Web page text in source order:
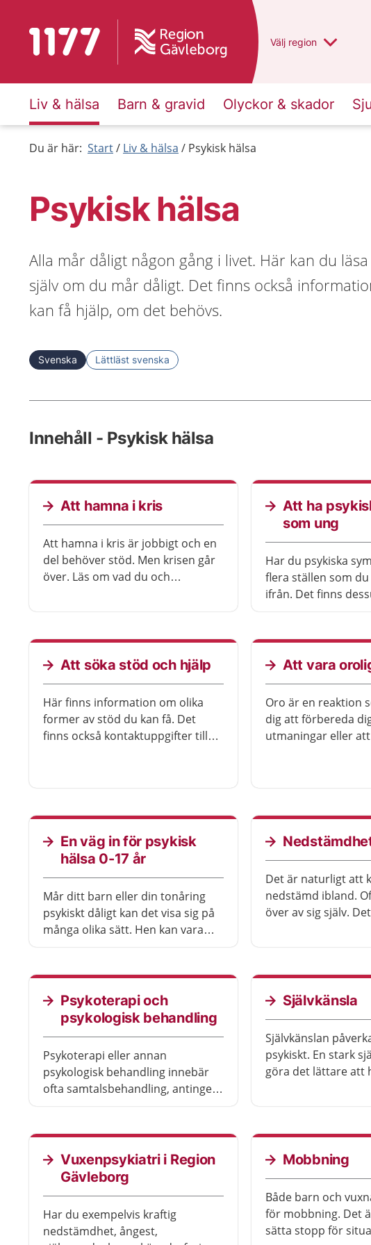
Till startsidan för 1177 Du har valt region
Välj en annan
region
Liv & hälsa Barn & gravid Olyckor & skador
Du är här: Start Liv & hälsa Psykisk hälsa
Psykisk hälsa
Alla mår dåligt någon gång i livet. Här kan du
själv om du mår dåligt. Det finns också
kan få hjälp, om det behövs.
Svenska Lättläst svenska
Innehåll - Psykisk hälsa
Att hamna i kris
Att hamna i kris är jobbigt och en
del behöver stöd. Men krisen går
över. Läs om vad du och
Att ha
som ung
Har du psykiska
flera ställen som
ifrån. Det finns
dig till elevhälsan,
socialtjänsten.
Att söka stöd och hjälp
Här finns information om olika
former av stöd du kan få. Det
finns också kontaktuppgifter till
Att vara
Oro är en reaktion
dig att förbereda
utmaningar eller
kan du behöva
En väg in för psykisk
hälsa 0-17 år
Mår ditt barn eller din tonåring
psykiskt dåligt kan det visa sig på
många olika sätt. Hen kan vara
Det är naturligt att
nedstämd ibland.
över av sig själv.
Psykoterapi och
psykologisk behandling
Psykoterapi eller annan
psykologisk behandling innebär
ofta samtalsbehandling, antingen
internetbehandling.
Självkänsla
Självkänslan
psykiskt. En stark
göra det lättare att
att du är värdefull.
träna upp sin
Vuxenpsykiatri i Region
Gävleborg
Har du exempelvis kraftig
nedstämdhet, ångest,
Mobbning
Både barn och
för mobbning. Det
sätta stopp för